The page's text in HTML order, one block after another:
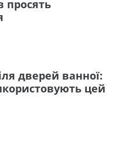
просять
дверей ванної:
цей